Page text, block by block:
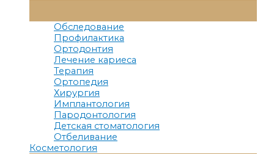
Меню
Обследование
Профилактика
Ортодонтия
Лечение кариеса
Терапия
Ортопедия
Хирургия
Имплантология
Пародонтология
Детская стоматология
Отбеливание
Косметология